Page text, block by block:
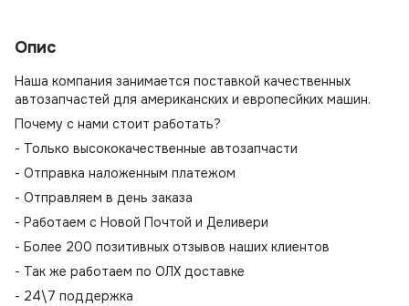
Опис
Наша компания занимается поставкой качественных
автозапчастей для американских и европесйких машин.
Почему с нами стоит работать?
- Только высококачественные автозапчасти
- Отправка наложенным платежом
- Отправляем в день заказа
- Работаем с Новой Почтой и Деливери
- Более 200 позитивных отзывов наших клиентов
- Так же работаем по ОЛХ доставке
- 24\7 поддержка